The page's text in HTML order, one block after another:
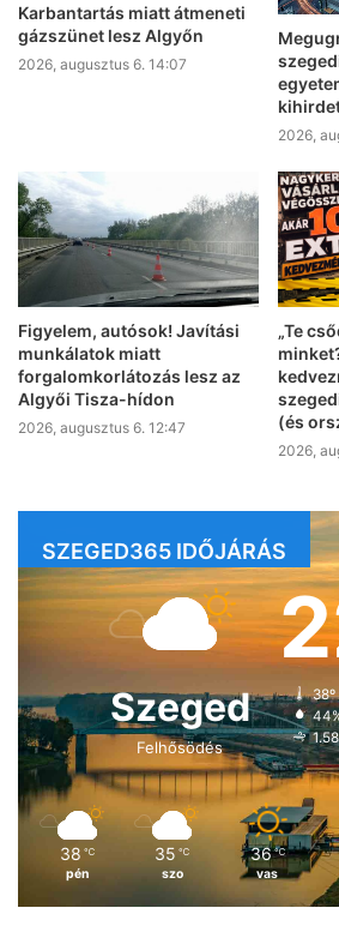
Karbantartás miatt átmeneti
gázszünet lesz Algyőn
2026, augusztus 6. 14:07
2026,
Figyelem, autósok! Javítási
munkálatok miatt
forgalomkorlátozás lesz az
Algyői Tisza-hídon
2026, augusztus 6. 12:47
„Te
(és
2026,
SZEGED365 IDŐJÁRÁS
Szeged
Felhősödés
38º
38 ℃
pén
35 ℃
szo
36 ℃
vas